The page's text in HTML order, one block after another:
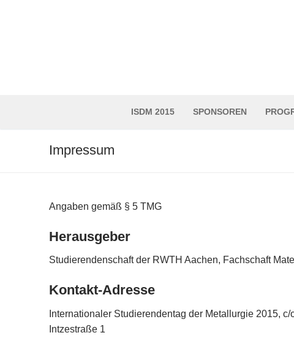
ISDM 2015 SPONSOREN
Impressum
Angaben gemäß § 5 TMG
Herausgeber
Studierendenschaft der RWTH Aachen, Fachschaft
Kontakt-Adresse
Internationaler Studierendentag der Metallurgie 2015,
Intzestraße 1